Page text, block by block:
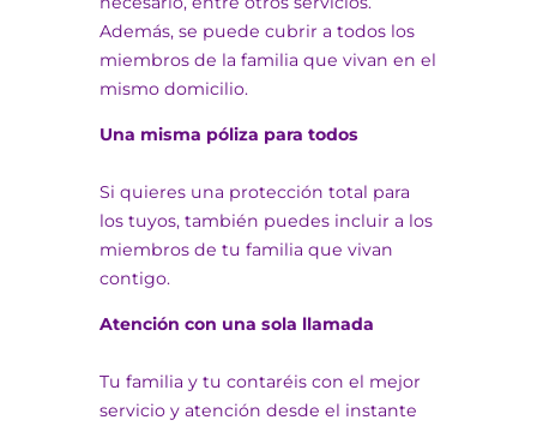
Además, se puede cubrir a todos los
miembros de la familia que vivan en el
mismo domicilio.
Una misma póliza para todos
Si quieres una protección total para
los tuyos, también puedes incluir a los
miembros de tu familia que vivan
contigo.
Atención con una sola llamada
Tu familia y tu contaréis con el mejor
servicio y atención desde el instante